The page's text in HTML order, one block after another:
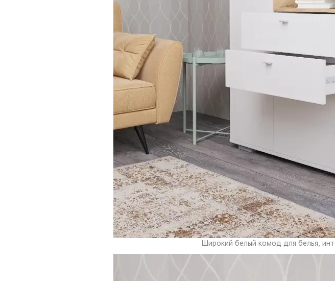
Широкий белый комод для белья,